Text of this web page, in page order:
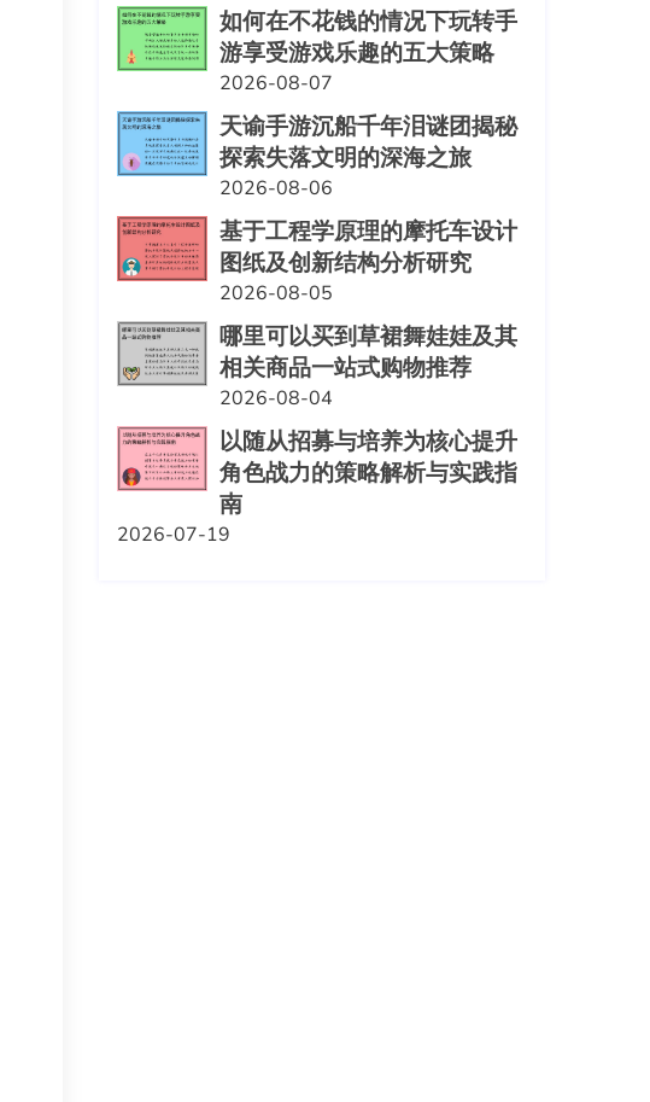
如何在不花钱的情况下玩转手
游享受游戏乐趣的五大策略
2026-08-07
天谕手游沉船千年泪谜团揭秘
探索失落文明的深海之旅
2026-08-06
基于工程学原理的摩托车设计
图纸及创新结构分析研究
2026-08-05
哪里可以买到草裙舞娃娃及其
相关商品一站式购物推荐
2026-08-04
以随从招募与培养为核心提升
角色战力的策略解析与实践指
南
2026-07-19